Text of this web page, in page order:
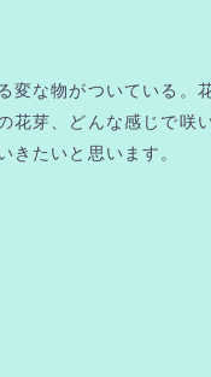
変な物がついている。
花芽、どんな感じで咲
きたいと思います。